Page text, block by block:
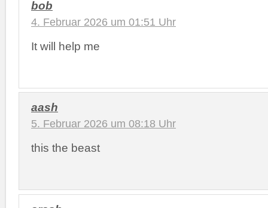
bob
4. Februar 2026 um 01:51 Uhr
It will help me
aash
5. Februar 2026 um 08:18 Uhr
this the beast